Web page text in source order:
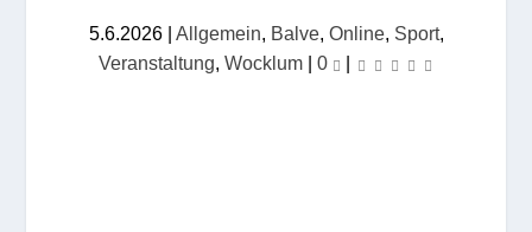
5.6.2026| Allgemein, Balve, Online, Sport,
Veranstaltung, Wocklum | 0 |